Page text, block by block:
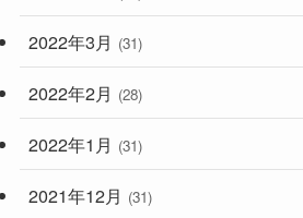
2022年3月 (31)
2022年2月 (28)
2022年1月 (31)
2021年12月 (31)